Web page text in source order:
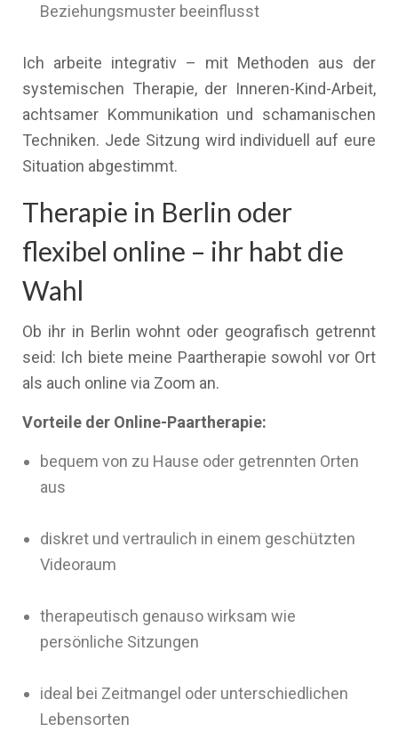
Beziehungsmuster beeinflusst
Ich arbeite integrativ – mit Methoden aus der
systemischen Therapie, der Inneren-Kind-Arbeit,
achtsamer Kommunikation und schamanischen
Techniken. Jede Sitzung wird individuell auf eure
Situation abgestimmt.
Therapie in Berlin oder
flexibel online – ihr habt die
Wahl
Ob ihr in Berlin wohnt oder geografisch getrennt
seid: Ich biete meine Paartherapie sowohl vor Ort
als auch online via Zoom an.
Vorteile der Online-Paartherapie:
bequem von zu Hause oder getrennten Orten
aus
diskret und vertraulich in einem geschützten
Videoraum
therapeutisch genauso wirksam wie
persönliche Sitzungen
ideal bei Zeitmangel oder unterschiedlichen
Lebensorten